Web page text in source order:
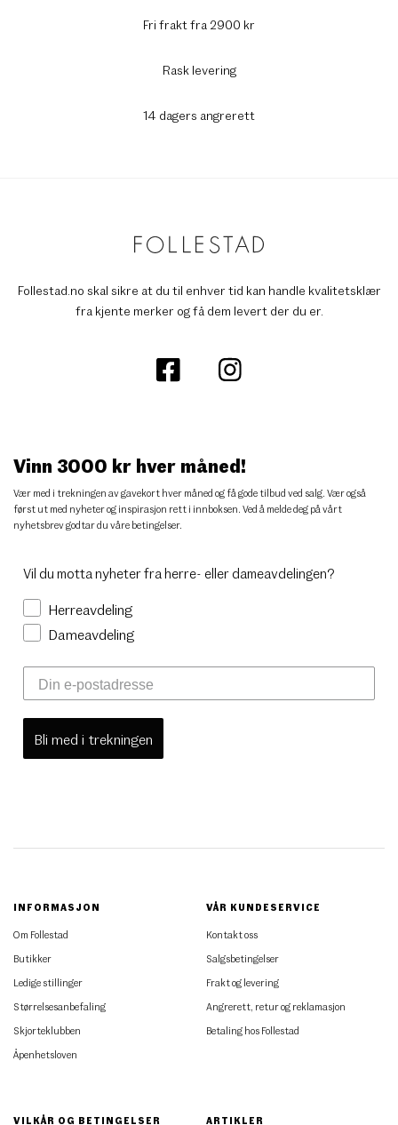
Fri frakt fra 2900 kr
Rask levering
14 dagers angrerett
Follestad.no skal sikre at du til enhver tid kan handle kvalitetsklær
fra kjente merker og få dem levert der du er.
Vinn 3000 kr hver måned!
Vær med i trekningen av gavekort hver måned og få gode tilbud ved salg. Vær også
først ut med nyheter og inspirasjon rett i innboksen. Ved å melde deg på vårt
nyhetsbrev godtar du våre betingelser.
Vil du motta nyheter fra herre- eller dameavdelingen?
Herreavdeling
Dameavdeling
Bli med i trekningen
INFORMASJON
Om Follestad
Butikker
Ledige stillinger
Størrelsesanbefaling
Skjorteklubben
Åpenhetsloven
VÅR KUNDESERVICE
Kontakt oss
Salgsbetingelser
Frakt og levering
Angrerett, retur og reklamasjon
Betaling hos Follestad
VILKÅR OG BETINGELSER ARTIKLER